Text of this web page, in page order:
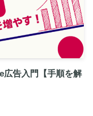
広告入門【手順を解